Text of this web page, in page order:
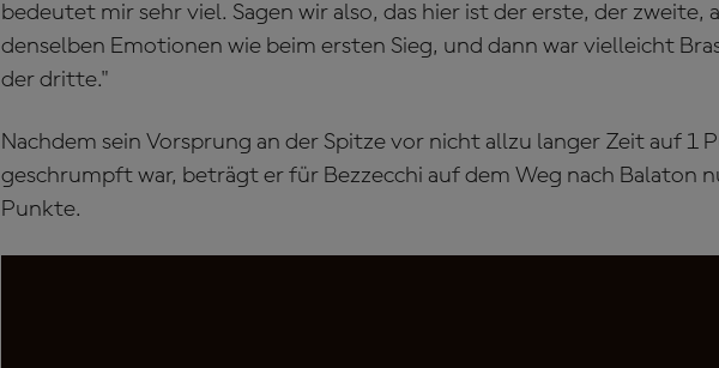
bedeutet mir sehr viel. Sagen wir also, das hier ist der erste, der zweite,
denselben Emotionen wie beim ersten Sieg, und dann war vielleicht
der dritte."
Nachdem sein Vorsprung an der Spitze vor nicht allzu langer Zeit auf 1
geschrumpft war, beträgt er für Bezzecchi auf dem Weg nach Balaton
Punkte.